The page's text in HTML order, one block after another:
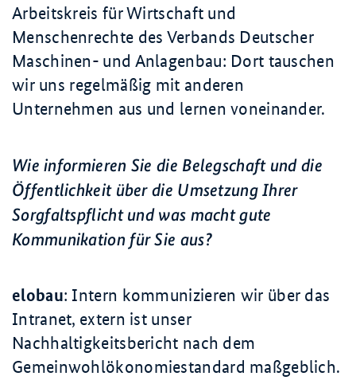
Arbeitskreis für Wirtschaft und
Menschenrechte des Verbands Deutscher
Maschinen- und Anlagenbau: Dort tauschen
wir uns regelmäßig mit anderen
Unternehmen aus und lernen voneinander.
Wie informieren Sie die Belegschaft und die
Öffentlichkeit über die Umsetzung Ihrer
Sorgfaltspflicht und was macht gute
Kommunikation für Sie aus?
elobau: Intern kommunizieren wir über das
Intranet, extern ist unser
Nachhaltigkeitsbericht nach dem
Gemeinwohlökonomiestandard maßgeblich.